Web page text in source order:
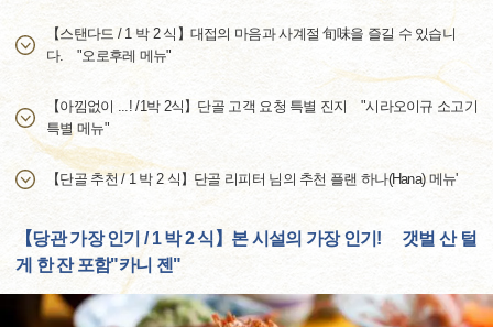
【스탠다드 / 1 박 2 식】대접의 마음과 사계절 旬味을 즐길 수 있습니
다. "오로후레 메뉴"
【아낌없이 ...! /1박 2식】단골 고객 요청 특별 진지 "시라오이규 소고기
특별 메뉴"
【단골 추천 / 1 박 2 식】단골 리피터 님의 추천 플랜 하나(Hana) 메뉴'
【당관 가장 인기 / 1 박 2 식】본 시설의 가장 인기! 갯벌 산 털
게 한 잔 포함"카니 젠"